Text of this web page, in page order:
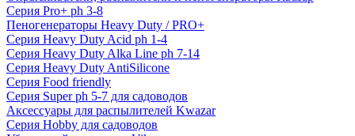
Серия Pro+ ph 3-8
Пеногенераторы Heavy Duty / PRO+
Серия Heavy Duty Acid ph 1-4
Серия Heavy Duty Alka Line ph 7-14
Серия Heavy Duty AntiSilicone
Серия Food friendly
Серия Super ph 5-7 для садоводов
Аксессуары для распылителей Kwazar
Серия Hobby для садоводов